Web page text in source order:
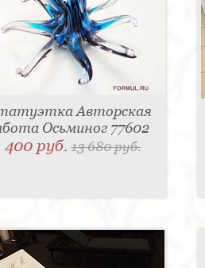
Авторская
Осьминог 77602
400 руб.13 680 руб.